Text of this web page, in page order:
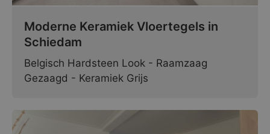
Moderne Keramiek Vloertegels in
Schiedam
Belgisch Hardsteen Look - Raamzaag
Gezaagd - Keramiek Grijs